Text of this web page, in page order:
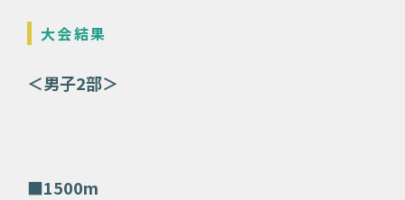
大会結果
＜男子2部＞
■1500m